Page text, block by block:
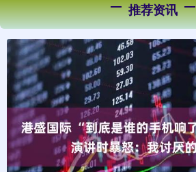
推荐资讯